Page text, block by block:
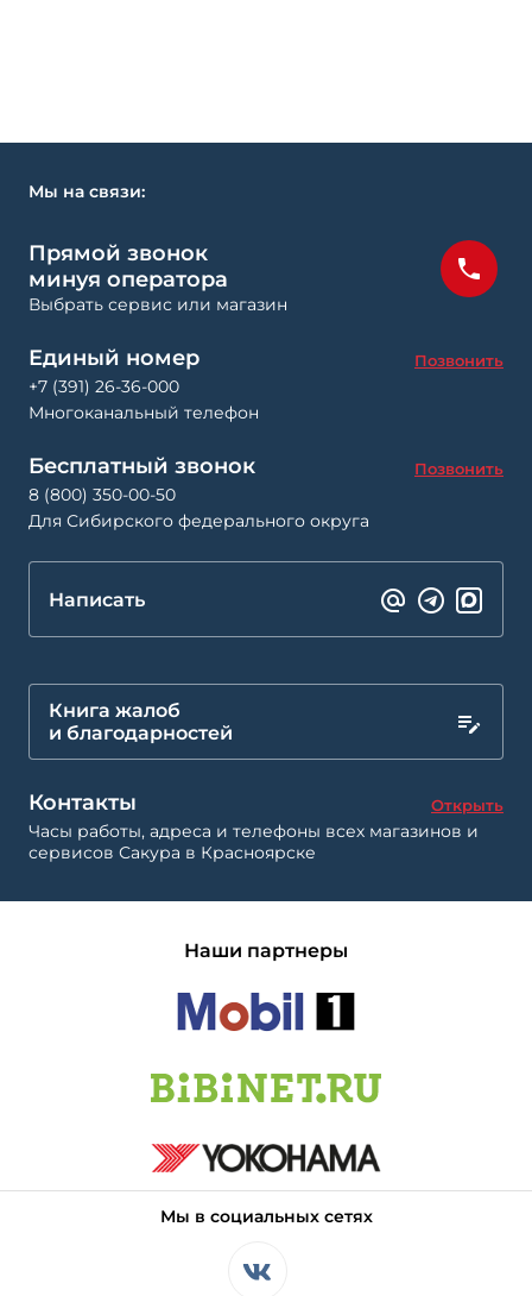
Мы на связи:
Прямой звонок
минуя оператора
Выбрать сервис или магазин
Единый номер Позвонить
+7 (391) 26-36-000
Многоканальный телефон
Бесплатный звонок Позвонить
8 (800) 350-00-50
Для Сибирского федерального округа
Написать
Книга жалоб
и благодарностей
Контакты Открыть
Часы работы, адреса и телефоны всех магазинов и
сервисов Сакура в Красноярске
Наши партнеры
Мы в социальных сетях